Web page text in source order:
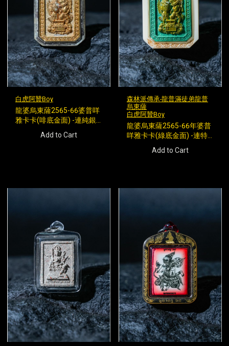
白虎阿贊Boy
龍婆烏東薩2565-66婆普咩
雅卡卡(啡底金面) -連純銀
Add to Cart
森林派傳承-龍普滿徒弟龍普
烏東薩
白虎阿贊Boy
龍婆烏東薩2565-66年婆普
咩雅卡卡(綠底金面) -連特
Add to Cart